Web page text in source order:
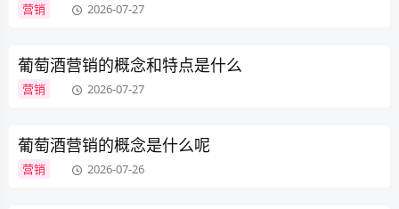
营销 2026-07-27
葡萄酒营销的概念和特点是什么
营销 2026-07-27
葡萄酒营销的概念是什么呢
营销 2026-07-26